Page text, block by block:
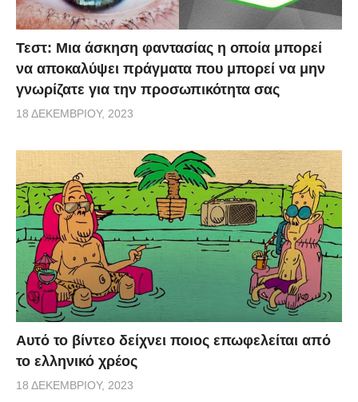
Τεστ: Μια άσκηση φαντασίας η οποία μπορεί
να αποκαλύψει πράγματα που μπορεί να μην
γνωρίζατε για την προσωπικότητα σας
18 ΔΕΚΕΜΒΡΊΟΥ, 2023
Αυτό το βίντεο δείχνει ποιος επωφελείται από
το ελληνικό χρέος
18 ΔΕΚΕΜΒΡΊΟΥ, 2023